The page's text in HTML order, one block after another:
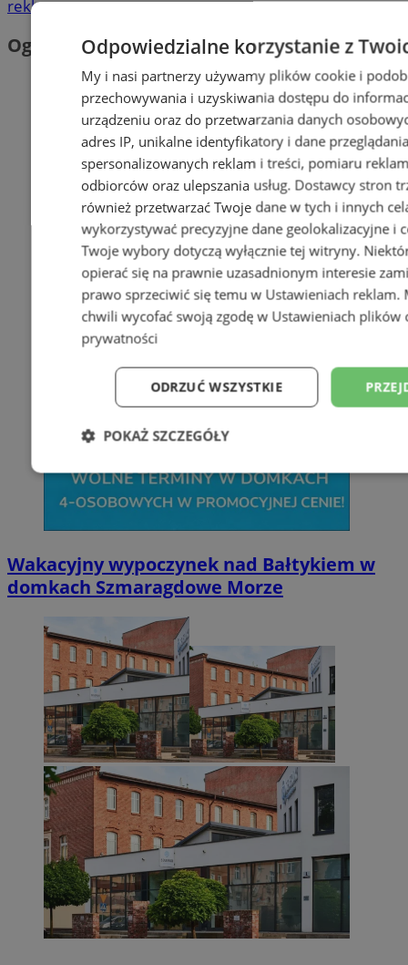
reklama
Ogłoszenia
Wakacyjny wypoczynek nad Bałtykiem w
domkach Szmaragdowe Morze
Odpowiedzialne korzystanie z
My i nasi partnerzy używamy plików cookie i
przechowywania i uzyskiwania dostępu do
urządzeniu oraz do przetwarzania danych
adres IP, unikalne identyfikatory i dane
spersonalizowanych reklam i treści, pomiaru
odbiorców oraz ulepszania usług. Dostawcy stron
również przetwarzać Twoje dane w tych i innych
wykorzystywać precyzyjne dane geolokalizacyjne i
Twoje wybory dotyczą wyłącznie tej witryny.
opierać się na prawnie uzasadnionym interesie
prawo sprzeciwić się temu w Ustawieniach reklam.
chwili wycofać swoją zgodę w Ustawieniach plików
prywatności
ODRZUĆ WSZYSTKIE
POKAŻ SZCZEGÓŁY
Niezbędne Wydajność
Niezbędne Wydajność Targetowanie
Niezbędne pliki cookie umożliwiają korzystanie z podstawowych
takich jak logowanie użytkownika i zarządzanie kontem. Bez
można prawidłowo korzystać ze strony internetowej.
Nazwa
Provider/
Domena
SessID
zabrze.com.pl
QeSessID zabrze.com.pl
MvSessID zabrze.com.pl